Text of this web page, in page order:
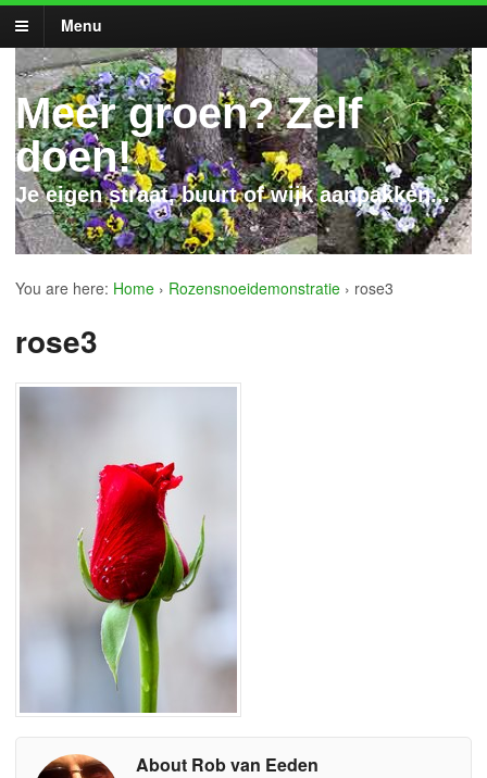
Menu
Meer groen? Zelf
doen!
Je eigen straat, buurt of wijk aanpakken...
You are here: Home › Rozensnoeidemonstratie › rose3
rose3
About Rob van Eeden